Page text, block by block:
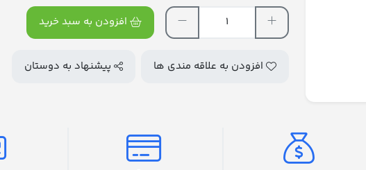
افزودن به سبد خرید
افزودن به علاقه مندی ها پیشنهاد به دوستان